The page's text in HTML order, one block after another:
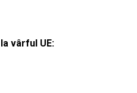
vârful UE: